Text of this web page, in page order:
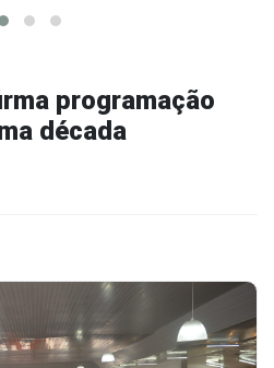
programação
década